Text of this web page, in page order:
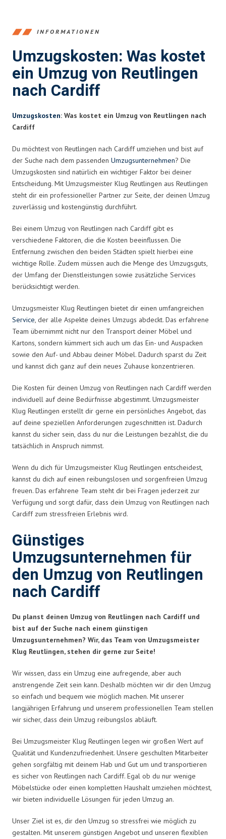
INFORMATIONEN
Umzugskosten: Was kostet
ein Umzug von Reutlingen
nach Cardiff
Umzugskosten: Was kostet ein Umzug von Reutlingen nach
Cardiff
Du möchtest von Reutlingen nach Cardiff umziehen und bist auf
der Suche nach dem passenden Umzugsunternehmen? Die
Umzugskosten sind natürlich ein wichtiger Faktor bei deiner
Entscheidung. Mit Umzugsmeister Klug Reutlingen aus Reutlingen
steht dir ein professioneller Partner zur Seite, der deinen Umzug
zuverlässig und kostengünstig durchführt.
Bei einem Umzug von Reutlingen nach Cardiff gibt es
verschiedene Faktoren, die die Kosten beeinflussen. Die
Entfernung zwischen den beiden Städten spielt hierbei eine
wichtige Rolle. Zudem müssen auch die Menge des Umzugsguts,
der Umfang der Dienstleistungen sowie zusätzliche Services
berücksichtigt werden.
Umzugsmeister Klug Reutlingen bietet dir einen umfangreichen
Service, der alle Aspekte deines Umzugs abdeckt. Das erfahrene
Team übernimmt nicht nur den Transport deiner Möbel und
Kartons, sondern kümmert sich auch um das Ein- und Auspacken
sowie den Auf- und Abbau deiner Möbel. Dadurch sparst du Zeit
und kannst dich ganz auf dein neues Zuhause konzentrieren.
Die Kosten für deinen Umzug von Reutlingen nach Cardiff werden
individuell auf deine Bedürfnisse abgestimmt. Umzugsmeister
Klug Reutlingen erstellt dir gerne ein persönliches Angebot, das
auf deine speziellen Anforderungen zugeschnitten ist. Dadurch
kannst du sicher sein, dass du nur die Leistungen bezahlst, die du
tatsächlich in Anspruch nimmst.
Wenn du dich für Umzugsmeister Klug Reutlingen entscheidest,
kannst du dich auf einen reibungslosen und sorgenfreien Umzug
freuen. Das erfahrene Team steht dir bei Fragen jederzeit zur
Verfügung und sorgt dafür, dass dein Umzug von Reutlingen nach
Cardiff zum stressfreien Erlebnis wird.
Günstiges
Umzugsunternehmen für
den Umzug von Reutlingen
nach Cardiff
Du planst deinen Umzug von Reutlingen nach Cardiff und
bist auf der Suche nach einem günstigen
Umzugsunternehmen? Wir, das Team von Umzugsmeister
Klug Reutlingen, stehen dir gerne zur Seite!
Wir wissen, dass ein Umzug eine aufregende, aber auch
anstrengende Zeit sein kann. Deshalb möchten wir dir den Umzug
so einfach und bequem wie möglich machen. Mit unserer
langjährigen Erfahrung und unserem professionellen Team stellen
wir sicher, dass dein Umzug reibungslos abläuft.
Bei Umzugsmeister Klug Reutlingen legen wir großen Wert auf
Qualität und Kundenzufriedenheit. Unsere geschulten Mitarbeiter
gehen sorgfältig mit deinem Hab und Gut um und transportieren
es sicher von Reutlingen nach Cardiff. Egal ob du nur wenige
Möbelstücke oder einen kompletten Haushalt umziehen möchtest,
wir bieten individuelle Lösungen für jeden Umzug an.
Unser Ziel ist es, dir den Umzug so stressfrei wie möglich zu
gestalten. Mit unserem günstigen Angebot und unseren flexiblen